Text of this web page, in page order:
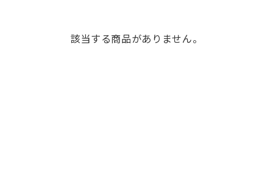
該当する商品がありません。